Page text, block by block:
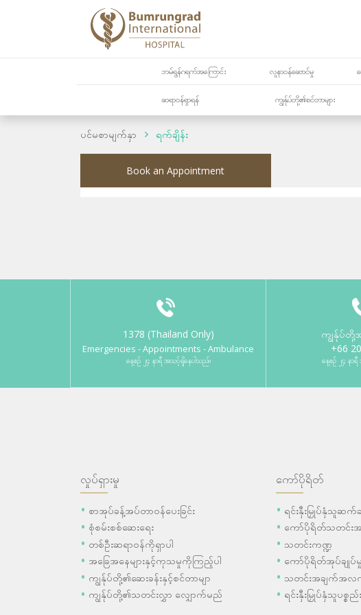
ဘမ်ရွန်ဂရက်အကြောင်း လူနာဝန်ဆောင်မှု
ဆရာဝန်ရှာရန် ကျွန်ုပ်တို့၏စင်တာများ
ပင်မစာမျက်နှာ ရက်ချိန်း
Book an Appointment
1378 (Thailand Only)
Emergencies - Appointments - Ambulance
နေ့စဉ် ၂၄ နာရီ အသင့်ရှိနေပါသည်။
ကျွန်ုပ်တို့အ
+66
နေ့စဉ် ၂၄ နာ
လှုပ်ရှားမှု
စာအုပ်ခန့်အပ်တာဝန်ပေးခြင်း
စုံစမ်းစစ်ဆေးရေး
တစ်ဦးဆရာဝန်ကိုရှာပါ
အခြေအနေများနှင့်ကုသမှုကိုကြည့်ပါ
ကျွန်ုပ်တို့၏ဆေးခန်းနှင့်စင်တာမျာ
ကျွန်ုပ်တို့၏သတင်းလွှာ လျှောက်မည်
ကော်ပိုရိတ်
ရင်းနှီးမြှုပ်နှံသူဆက်
ကော်ပိုရိတ်သတင်း
သတင်းကဏ္ဍ
ကော်ပိုရိတ်အုပ်ချုပ်မှု
သတင်းအချက်အလက်
ရင်းနှီးမြှုပ်နှံသူပစ္စည်း